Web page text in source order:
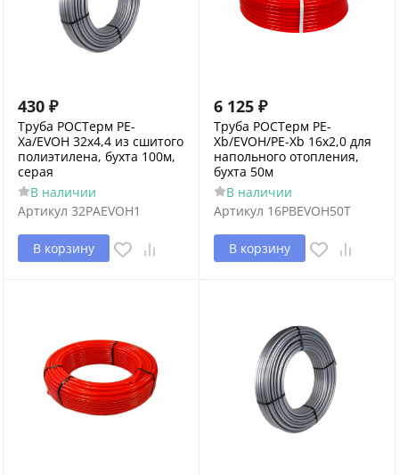
430 ₽
Труба РОСТерм PE-
Xa/EVOH 32х4,4 из сшитого
полиэтилена, бухта 100м,
серая
В наличии
Артикул 32PAEVOH1
В корзину
6 125 ₽
Труба РОСТерм PE-
Xb/EVOH/PE-Xb 16х2,0 для
напольного отопления,
бухта 50м
В наличии
Артикул 16PBEVOH50T
В корзину